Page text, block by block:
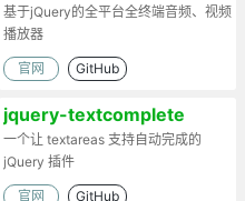
基于jQuery的全平台全终端音频、视频
播放器
官网 GitHub
jquery-textcomplete
一个让 textareas 支持自动完成的
jQuery 插件
官网 GitHub